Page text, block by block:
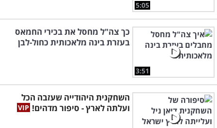
5:05
3:51
כך צה"ל מחסל את בכירי החמאס
בעזרת בינה מלאכותית כחול-לבן
השחקנית היהודייה שעזבה הכל
ועלתה לארץ - סיפור מדהים!